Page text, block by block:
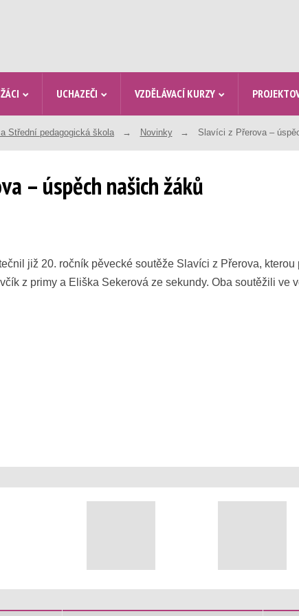
ŽÁCI UCHAZEČI VZDĚLÁVACÍ KURZY
Střední pedagogická škola Novinky Slavíci z Přerova –
– úspěch našich žáků
již 20. ročník pěvecké soutěže Slavíci z Přerova,
z primy a Eliška Sekerová ze sekundy. Oba soutěžili ve